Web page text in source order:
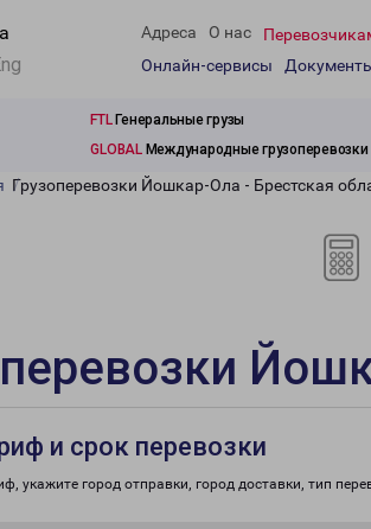
Адреса О нас
Онлайн-сервисы
FTLГенеральные грузы
GLOBALМеждународные грузоперевозки
Грузоперевозки Йошкар-Ола - Брестская
и срок перевозки
укажите город отправки, город доставки, тип